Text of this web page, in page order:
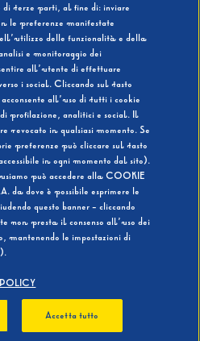
NO
di terze parti, al fine di: inviare
le preferenze manifestate
delle funzionalità e della
e monitoraggio dei
all’utente di effettuare
i social. Cliccando sul tasto
all’uso di tutti i cookie
profilazione, analitici e social. Il
revocato in qualsiasi momento. Se
preferenze può cliccare sul tasto
in ogni momento dal sito).
può accedere alla COOKIE
da dove è possibile esprimere le
questo banner - cliccando
non presta il consenso all’uso dei
mantenendo le impostazioni di
Accetta tutto